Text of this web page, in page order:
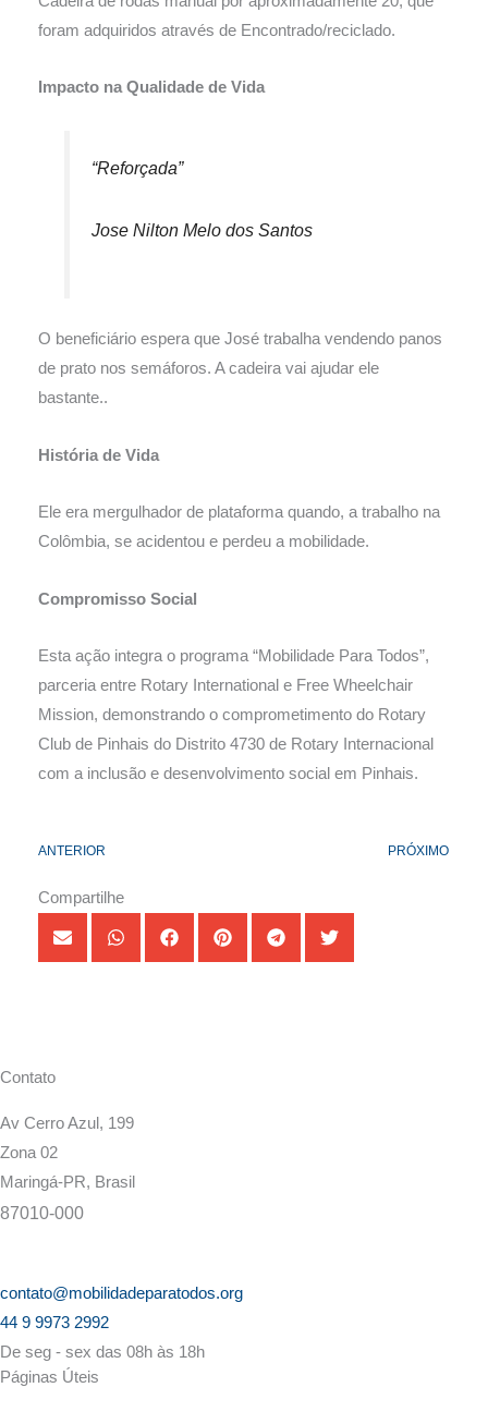
foram adquiridos através de Encontrado/reciclado.
Impacto na Qualidade de Vida
“Reforçada”
Jose Nilton Melo dos Santos
O beneficiário espera que José trabalha vendendo panos
de prato nos semáforos. A cadeira vai ajudar ele
bastante..
História de Vida
Ele era mergulhador de plataforma quando, a trabalho na
Colômbia, se acidentou e perdeu a mobilidade.
Compromisso Social
Esta ação integra o programa “Mobilidade Para Todos”,
parceria entre Rotary International e Free Wheelchair
Mission, demonstrando o comprometimento do Rotary
Club de Pinhais do Distrito 4730 de Rotary Internacional
com a inclusão e desenvolvimento social em Pinhais.
ANTERIOR PRÓXIMO
Compartilhe
Páginas Úteis
Contato
Av Cerro Azul, 199
Zona 02
Maringá-PR, Brasil
87010-000
contato@mobilidadeparatodos.org
44 9 9973 2992
De seg - sex das 08h às 18h